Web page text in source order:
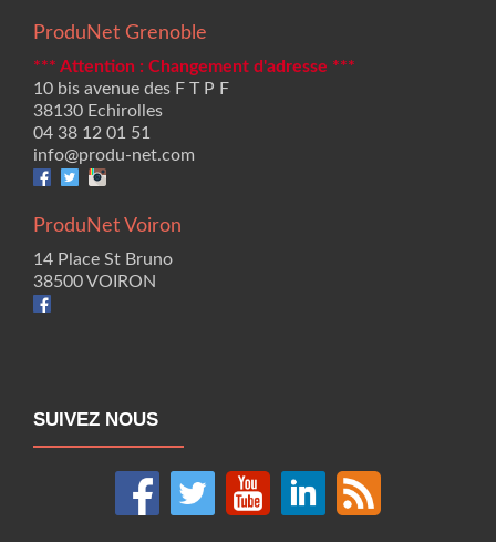
ProduNet Grenoble
*** Attention : Changement d'adresse ***
10 bis avenue des F T P F
38130 Echirolles
04 38 12 01 51
info@produ-net.com
ProduNet Voiron
14 Place St Bruno
38500 VOIRON
SUIVEZ NOUS